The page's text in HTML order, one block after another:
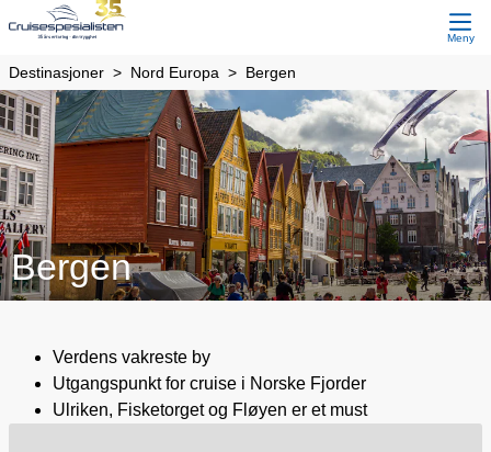
Meny
Destinasjoner Nord Europa Bergen
Bergen
Verdens vakreste by
Utgangspunkt for cruise i Norske Fjorder
Ulriken, Fisketorget og Fløyen er et must